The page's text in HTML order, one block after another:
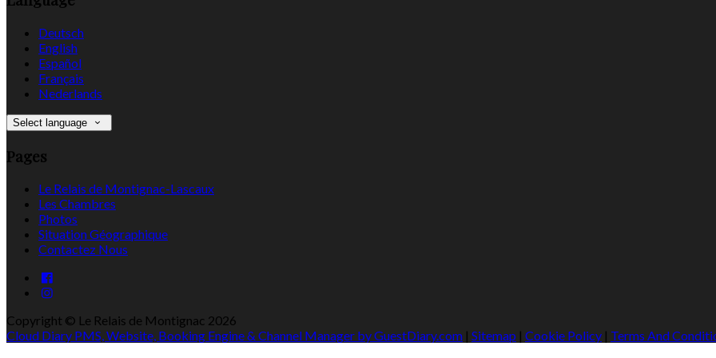
Deutsch
English
Español
Français
Nederlands
Select language
Pages
Le Relais de Montignac-Lascaux
Les Chambres
Photos
Situation Géographique
Contactez Nous
Copyright © Le Relais de Montignac 2026
Cloud Diary PMS, Website, Booking Engine & Channel Manager by GuestDiary.com | Sitemap | Cookie Policy | Terms And